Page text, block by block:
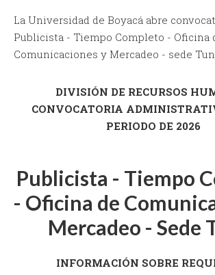
La Universidad de Boyacá abre
Publicista - Tiempo Completo - Oficina
Comunicaciones y Mercadeo - sede
DIVISIÓN DE RECURSOS
CONVOCATORIA
PERIODO DE 2026
Publicista - Tiempo
- Oficina de
Mercadeo - Sede
INFORMACIÓN SOBRE